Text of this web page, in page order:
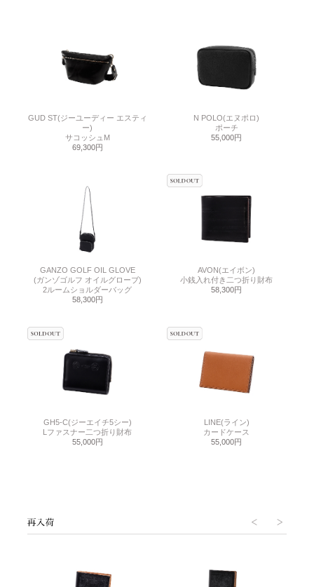
GUD ST(ジーユーディー エスティ
ー)
サコッシュM
69,300円
N POLO(エヌポロ)
ポーチ
55,000円
GANZO GOLF OIL GLOVE
(ガンゾゴルフ オイルグローブ)
2ルームショルダーバッグ
58,300円
AVON(エイボン)
小銭入れ付き二つ折り財布
58,300円
GH5-C(ジーエイチ5シー)
Lファスナー二つ折り財布
55,000円
LINE(ライン)
カードケース
55,000円